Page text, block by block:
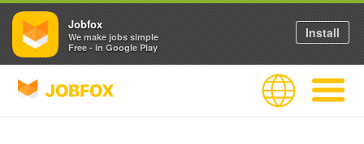
JOBFOX Navigate
Language
Jobfox
We make jobs simple
Free - in Google Play
Install